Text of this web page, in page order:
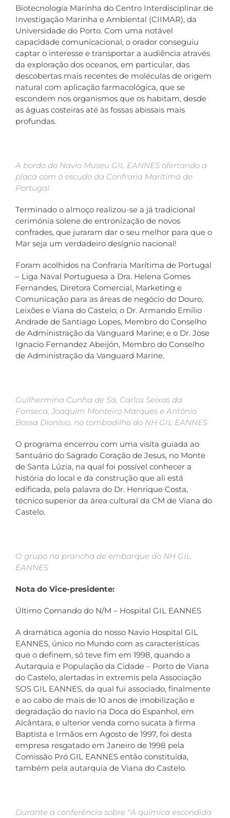
Biotecnologia Marinha do Centro Interdisciplinar de
Investigação Marinha e Ambiental (CIIMAR), da
Universidade do Porto. Com uma notável
capacidade comunicacional, o orador conseguiu
captar o interesse e transportar a audiência através
da exploração dos oceanos, em particular, das
descobertas mais recentes de moléculas de origem
natural com aplicação farmacológica, que se
escondem nos organismos que os habitam, desde
as águas costeiras até às fossas abissais mais
profundas.
A bordo do Navio Museu GIL EANNES ofertando a
placa com o escudo da Confraria Marítima de
Portugal
Terminado o almoço realizou-se a já tradicional
cerimónia solene de entronização de novos
confrades, que juraram dar o seu melhor para que o
Mar seja um verdadeiro desígnio nacional!
Foram acolhidos na Confraria Marítima de Portugal
– Liga Naval Portuguesa a Dra. Helena Gomes
Fernandes, Diretora Comercial, Marketing e
Comunicação para as áreas de negócio do Douro,
Leixões e Viana do Castelo; o Dr. Armando Emílio
Andrade de Santiago Lopes, Membro do Conselho
de Administração da Vanguard Marine; e o Dr. Jose
Ignacio Fernandez Abeijón, Membro do Conselho
de Administração da Vanguard Marine.
Guilhermina Cunha de Sá, Carlos Seixas da
Fonseca, Joaquim Monteiro Marques e António
Bossa Dionísio, no tombadilho do NH GIL EANNES
O programa encerrou com uma visita guiada ao
Santuário do Sagrado Coração de Jesus, no Monte
de Santa Lúzia, na qual foi possível conhecer a
história do local e da construção que ali está
edificada, pela palavra do Dr. Henrique Costa,
técnico superior da área cultural da CM de Viana do
Castelo.
O grupo na prancha de embarque do NH GIL
EANNES
Nota do Vice-presidente:
Último Comando do N/M – Hospital GIL EANNES
A dramática agonia do nosso Navio Hospital GIL
EANNES, único no Mundo com as características
que o definem, só teve fim em 1998, quando a
Autarquia e População da Cidade – Porto de Viana
do Castelo, alertadas in extremis pela Associação
SOS GIL EANNES, da qual fui associado, finalmente
e ao cabo de mais de 10 anos de imobilização e
degradação do navio na Doca do Espanhol, em
Alcântara, e ulterior venda como sucata à firma
Baptista e Irmãos em Agosto de 1997, foi desta
empresa resgatado em Janeiro de 1998 pela
Comissão Pró GIL EANNES então constituída,
também pela autarquia de Viana do Castelo.
Durante a conferência sobre “A química escondida